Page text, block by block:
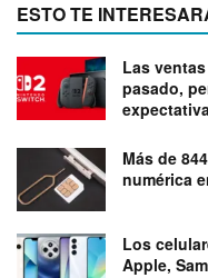
ESTO TE
Las
pasado,
Más de
numérica
Los
Apple,